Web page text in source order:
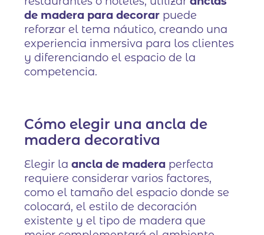
de madera para decorar puede
reforzar el tema náutico, creando una
experiencia inmersiva para los clientes
y diferenciando el espacio de la
competencia.
Cómo elegir una ancla de
madera decorativa
Elegir laancla de madera perfecta
requiere considerar varios factores,
como el tamaño del espacio donde se
colocará, el estilo de decoración
existente y el tipo de madera que